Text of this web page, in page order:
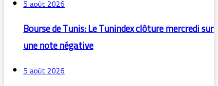
5 août 2026
Bourse de Tunis: Le Tunindex clôture mercredi sur
une note négative
5 août 2026